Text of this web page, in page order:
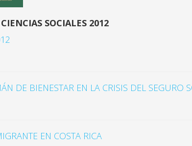
SOCIALES 2012
DE BIENESTAR EN LA CRISIS DEL SEGURO
EN COSTA RICA